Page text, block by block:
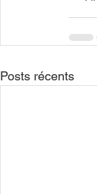
Posts récents